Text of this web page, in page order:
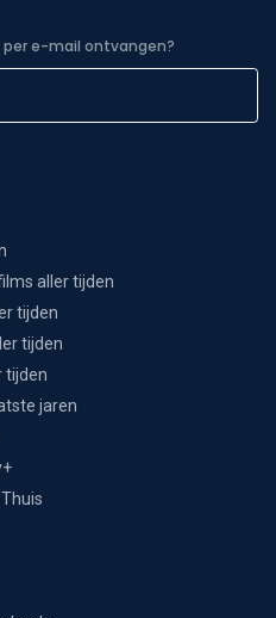
e-mail ontvangen?
aller tijden
tijden
tijden
tijden
jaren